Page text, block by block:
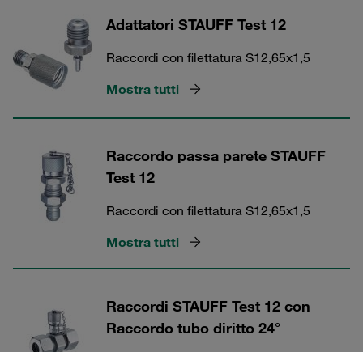
Adattatori STAUFF Test 12
Raccordi con filettatura S12,65x1,5
Mostra tutti
Raccordo passa parete STAUFF
Test 12
Raccordi con filettatura S12,65x1,5
Mostra tutti
Raccordi STAUFF Test 12 con
Raccordo tubo diritto 24°